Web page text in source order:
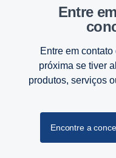
Entre em contato com a
Entre em
próxima se tiver
produtos, serviços
Encontre a